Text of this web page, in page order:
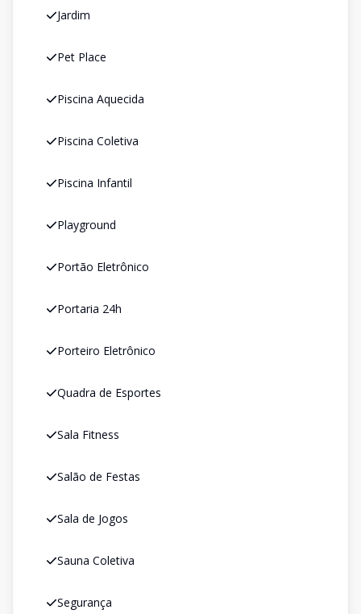
Jardim
Pet Place
Piscina Aquecida
Piscina Coletiva
Piscina Infantil
Playground
Portão Eletrônico
Portaria 24h
Porteiro Eletrônico
Quadra de Esportes
Sala Fitness
Salão de Festas
Sala de Jogos
Sauna Coletiva
Segurança